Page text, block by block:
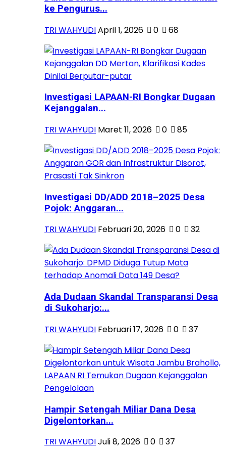
ke Pengurus...
TRI WAHYUDIApril 1, 2026 0 68
Investigasi LAPAAN-RI Bongkar Dugaan
Kejanggalan...
TRI WAHYUDI Maret 11, 2026 0 85
Investigasi DD/ADD 2018–2025 Desa
Pojok: Anggaran...
TRI WAHYUDI Februari 20, 2026 0 32
Ada Dudaan Skandal Transparansi Desa
di Sukoharjo:...
TRI WAHYUDI Februari 17, 2026 0 37
Hampir Setengah Miliar Dana Desa
Digelontorkan...
TRI WAHYUDIJuli 8, 2026 0 37